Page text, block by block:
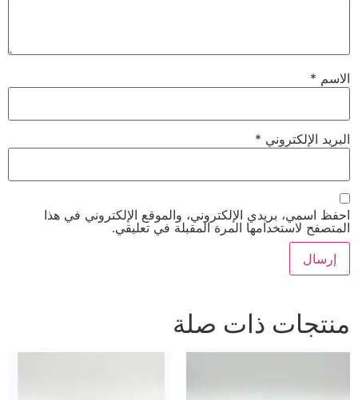
الاسم *
البريد الإلكتروني *
احفظ اسمي، بريدي الإلكتروني، والموقع الإلكتروني في هذا
المتصفح لاستخدامها المرة المقبلة في تعليقي.
منتجات ذات صلة